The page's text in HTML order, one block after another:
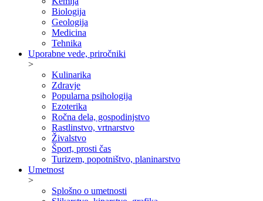
Biologija
Geologija
Medicina
Tehnika
Uporabne vede, priročniki
>
Kulinarika
Zdravje
Popularna psihologija
Ezoterika
Ročna dela, gospodinjstvo
Rastlinstvo, vrtnarstvo
Živalstvo
Šport, prosti čas
Turizem, popotništvo, planinarstvo
Umetnost
>
Splošno o umetnosti